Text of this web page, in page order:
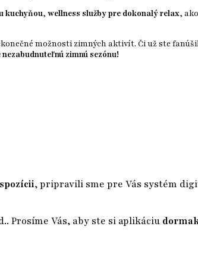
kuchyňou, wellness služby pre dokonalý relax,
možnosti zimných aktivít. Či už ste
zimnú sezónu!
, pripravili sme pre Vás systém
Prosíme Vás, aby ste si aplikáciu